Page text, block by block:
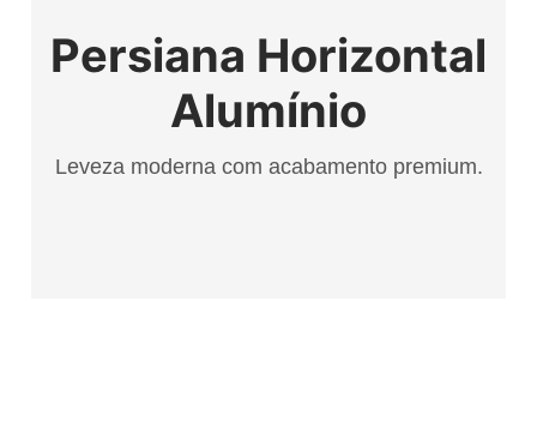
Persiana Horizontal
Alumínio
Leveza moderna com acabamento premium.